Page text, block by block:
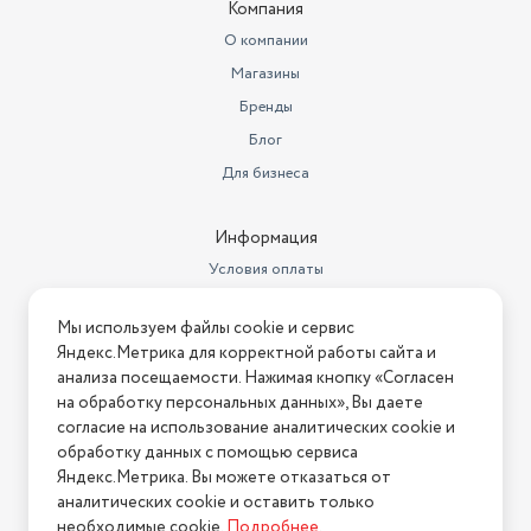
0.05
Компания
О компании
Магазины
Бренды
Блог
Для бизнеса
Информация
Условия оплаты
Условия возврата
Нашли ошибку на сайте? Напишите нам
2026 © Интернет-магазин "АстМаркет". У нас есть всё!
Политика конфиденциальности
Мы используем файлы cookie и сервис
Яндекс.Метрика для корректной работы сайта и
анализа посещаемости. Нажимая кнопку «Согласен
на обработку персональных данных», Вы даете
согласие на использование аналитических cookie и
обработку данных с помощью сервиса
Яндекс.Метрика. Вы можете отказаться от
аналитических cookie и оставить только